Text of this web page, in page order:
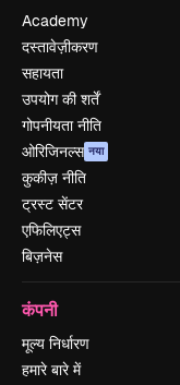
Academy
दस्तावेज़ीकरण
सहायता
उपयोग की शर्तें
गोपनीयता नीति
ओरिजिनल्स नया
कुकीज़ नीति
ट्रस्ट सेंटर
एफिलिएट्स
बिज़नेस
कंपनी
मूल्य निर्धारण
हमारे बारे में